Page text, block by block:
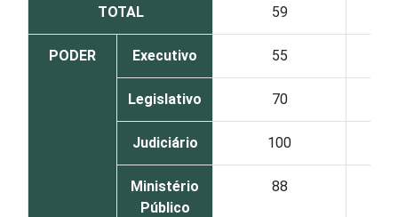
TOTAL 59
PODER Executivo 55
Legislativo 70
Judiciário 100
Ministério
Público
88